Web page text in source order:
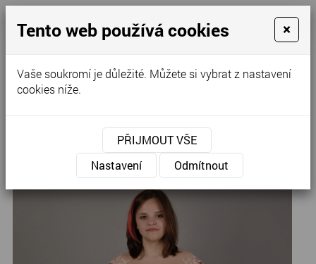
Kontaktujte nás
Tento web používá cookies ×
Vaše soukromí je důležité. Můžete si vybrat z nastavení
cookies níže.
PŘIJMOUT VŠE
Nastavení
Odmítnout